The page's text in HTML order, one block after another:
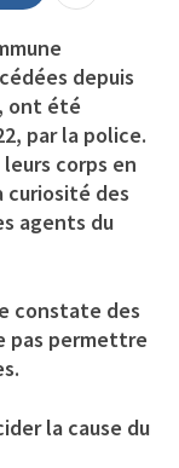
depuis
ont été
par la police.
leurs corps en
curiosité des
agents du
constate des
pas permettre
la cause du